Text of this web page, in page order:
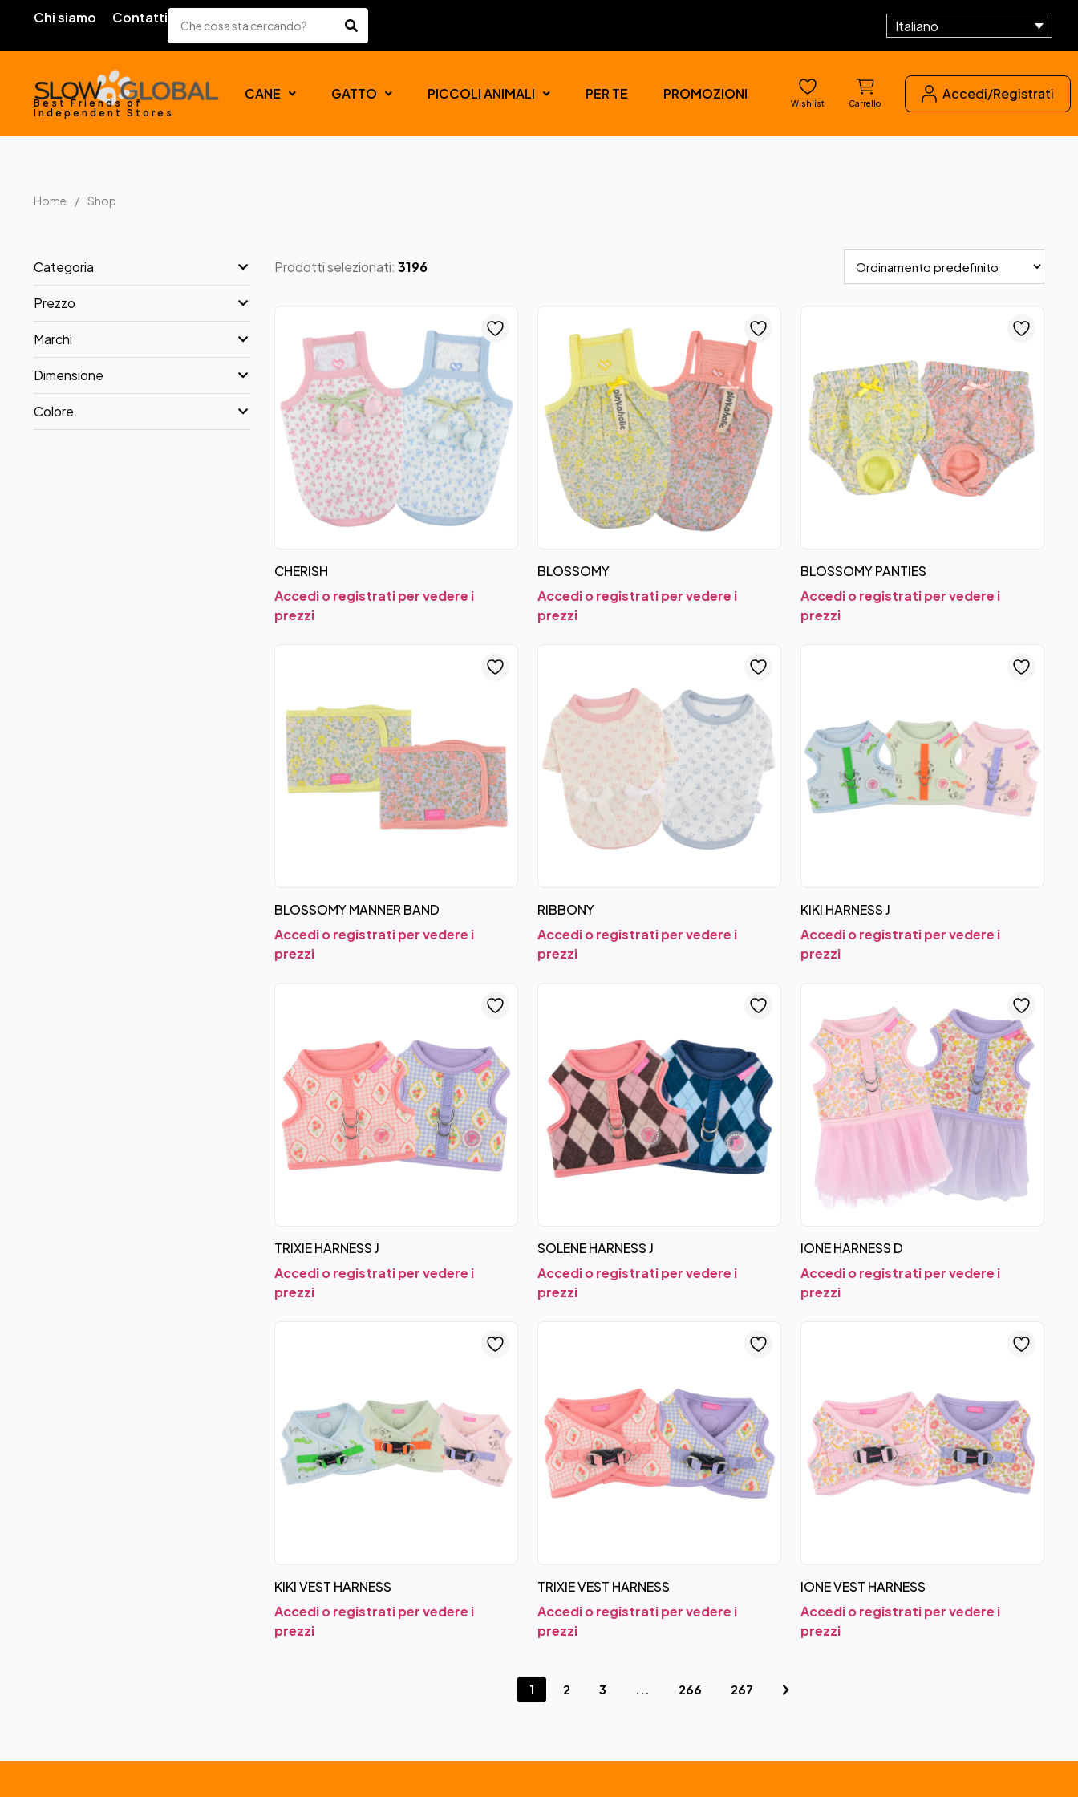
Chi siamo Contatti
Italiano
Best Friends of
Independent Stores
CANE GATTO PICCOLI ANIMALI PER TE PROMOZIONI
Wishlist Carrello
Accedi/Registrati
Home Shop
Categoria
Prezzo
Marchi
Dimensione
Colore
Prodotti selezionati: 3196
CHERISH
Accedi o registrati per vedere i
prezzi
BLOSSOMY
Accedi o registrati per vedere i
prezzi
BLOSSOMY PANTIES
Accedi o registrati per vedere i
prezzi
BLOSSOMY MANNER BAND
Accedi o registrati per vedere i
prezzi
RIBBONY
Accedi o registrati per vedere i
prezzi
KIKI HARNESS J
Accedi o registrati per vedere i
prezzi
TRIXIE HARNESS J
Accedi o registrati per vedere i
prezzi
SOLENE HARNESS J
Accedi o registrati per vedere i
prezzi
IONE HARNESS D
Accedi o registrati per vedere i
prezzi
KIKI VEST HARNESS
Accedi o registrati per vedere i
prezzi
TRIXIE VEST HARNESS
Accedi o registrati per vedere i
prezzi
IONE VEST HARNESS
Accedi o registrati per vedere i
prezzi
1 2 3 ... 266 267